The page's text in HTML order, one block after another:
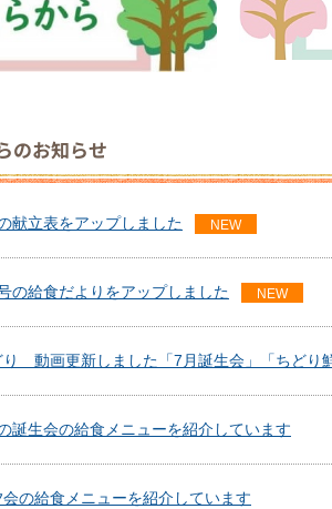
のお知らせ
献立表をアップしました NEW
の給食だよりをアップしました NEW
り 動画更新しました「7月誕生会」「ちどり
誕生会の給食メニューを紹介しています
の給食メニューを紹介しています